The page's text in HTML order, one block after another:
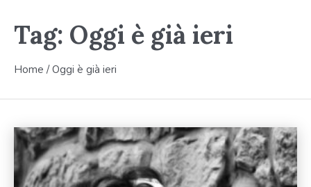
Tag: Oggi è già ieri
Home /Oggi è già ieri